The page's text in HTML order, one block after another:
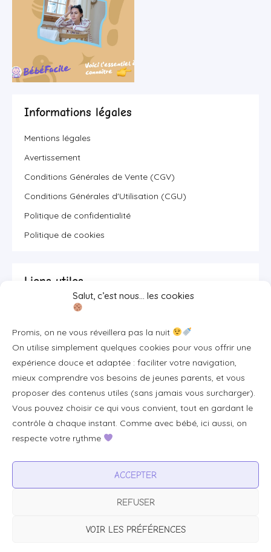
Salut, c’est nous… les cookies
Promis, on ne vous réveillera pas la nuit
On utilise simplement quelques cookies pour vous offrir une
expérience douce et adaptée : faciliter votre navigation,
mieux comprendre vos besoins de jeunes parents, et vous
proposer des contenus utiles (sans jamais vous surcharger).
Vous pouvez choisir ce qui vous convient, tout en gardant le
contrôle à chaque instant. Comme avec bébé, ici aussi, on
respecte votre rythme
ACCEPTER
REFUSER
VOIR LES PRÉFÉRENCES
Informations légales
Mentions légales
Avertissement
Conditions Générales de Vente (CGV)
Conditions Générales d'Utilisation (CGU)
Politique de confidentialité
Politique de cookies
Liens utiles
Se connecter/S'inscrire
FAQ / Livraison & accès
À propos
Plan du site
Tous les articles
Professionnels & partenariats
Visibilité pour votre marque
Proposer un produit ou un service